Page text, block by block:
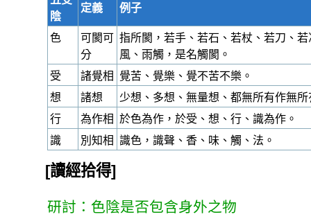
陰
定義 例子
色
可閡可
分
指所閡，若手、若石、若杖、若刀、
風、雨觸，是名觸閡。
受
諸覺相
覺苦、覺樂、覺不苦不樂。
想
諸想
少想、多想、無量想、都無所有作無所
行
為作相 於色為作，於受、想、行、識為作。
識
別知相 識色，識聲、香、味、觸、法。
[讀經拾得]
研討：色陰是否包含身外之物